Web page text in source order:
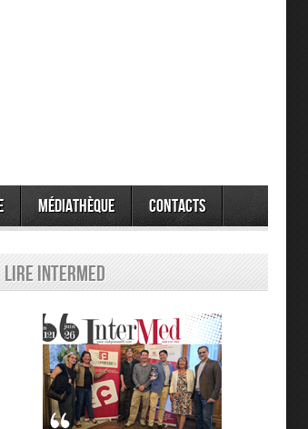
Médiathèque Contacts
Lire Intermed